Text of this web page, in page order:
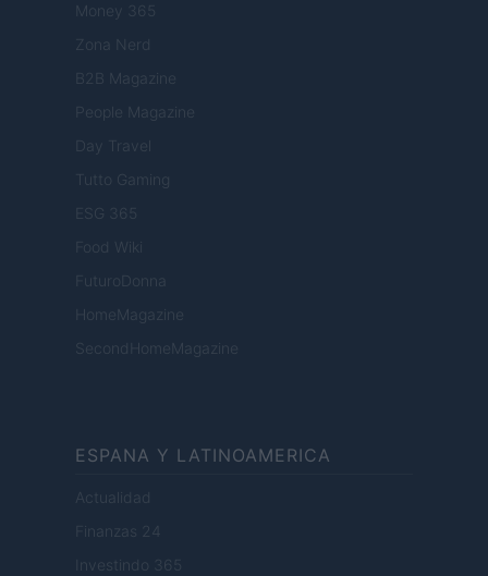
Money 365
Zona Nerd
B2B Magazine
People Magazine
Day Travel
Tutto Gaming
ESG 365
Food Wiki
FuturoDonna
HomeMagazine
SecondHomeMagazine
ESPANA Y LATINOAMERICA
Actualidad
Finanzas 24
Investindo 365